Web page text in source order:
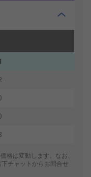
格は変動します。なお、
チャットからお問合せ